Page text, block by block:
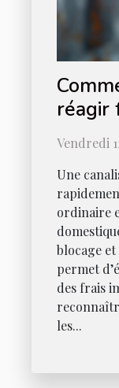
réagir
Vendredi
Une
ordinaire
blocage
permet
des frais
les...